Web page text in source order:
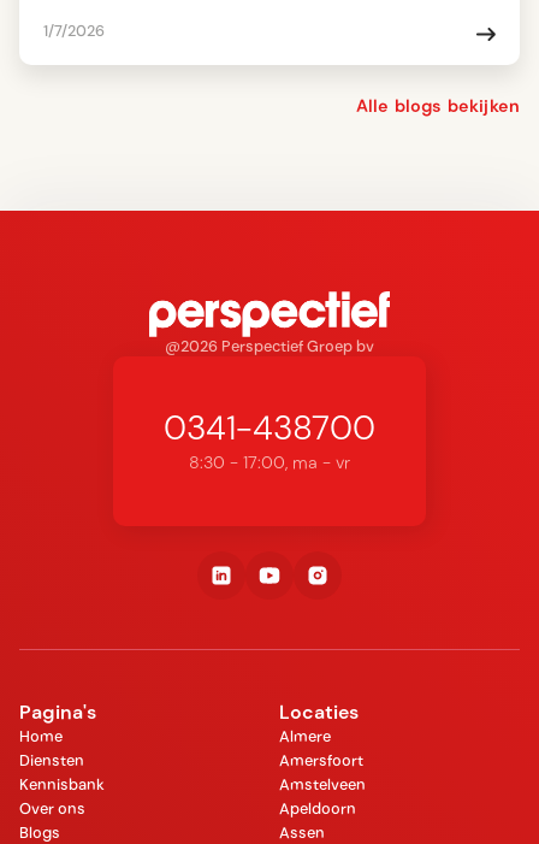
Alle blogs bekijken
1/7/2026
@2026 Perspectief Groep bv
0341-438700
8:30 - 17:00, ma - vr
Pagina's
Home
Diensten
Kennisbank
Over ons
Blogs
Locaties
Almere
Amersfoort
Amstelveen
Apeldoorn
Assen